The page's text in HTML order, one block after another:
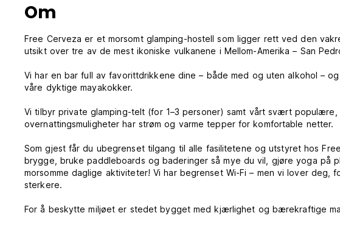
Om
Free Cerveza er et morsomt glamping-hostell som ligger rett ved den
utsikt over tre av de mest ikoniske vulkanene i Mellom-Amerika – San
Vi har en bar full av favorittdrikkene dine – både med og uten alkohol –
våre dyktige mayakokker.
Vi tilbyr private glamping-telt (for 1–3 personer) samt vårt svært
overnattingsmuligheter har strøm og varme tepper for komfortable netter.
Som gjest får du ubegrenset tilgang til alle fasilitetene og utstyret hos
brygge, bruke paddleboards og baderinger så mye du vil, gjøre yoga på
morsomme daglige aktiviteter! Vi har begrenset Wi-Fi – men vi lover deg,
sterkere.
For å beskytte miljøet er stedet bygget med kjærlighet og bærekraftige
Free Cerveza ligger i Santa Cruz la Laguna, på nordsiden av Atitlán-